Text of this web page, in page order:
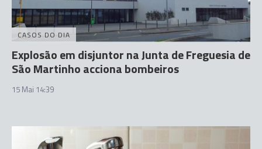
CASOS DO DIA
Explosão em disjuntor na Junta de Freguesia de
São Martinho acciona bombeiros
15 Mai 14:39